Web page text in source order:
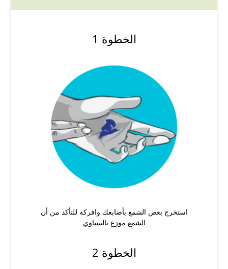
الخطوة 1
استخرج بعض الشمع بأصابعك وافركه للتأكد من أن
الشمع موزع بالتساوي
الخطوة 2